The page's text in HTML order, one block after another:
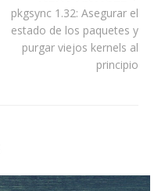
pkgsync 1.32: Asegurar el
estado de los paquetes y
purgar viejos kernels al
principio